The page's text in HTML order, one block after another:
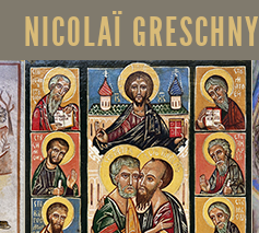
NICOLAÏ GRESCHNY